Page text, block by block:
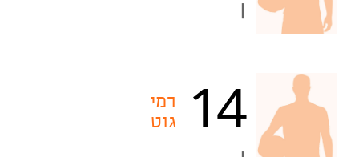
14
רמי
גוט